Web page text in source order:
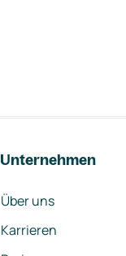
Unternehmen
Über uns
Karrieren